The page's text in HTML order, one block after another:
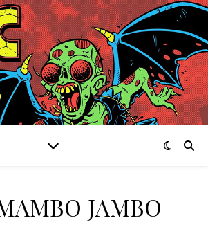
JAMBO